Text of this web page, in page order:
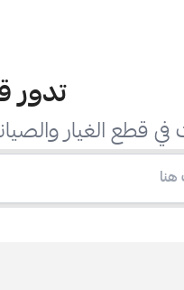
تدور
قطع الغيار